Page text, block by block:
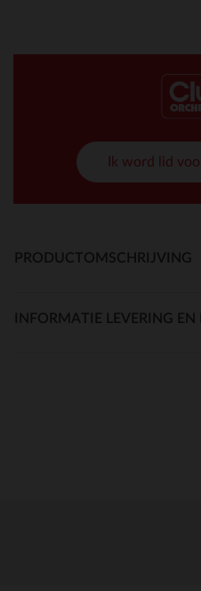
Ik word lid
PRODUCTOMSCHRIJVING
INFORMATIE LEVERING EN